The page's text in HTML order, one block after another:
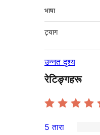
भाषा
ट्याग
उन्नत दृश्य
रेटिङ्गहरू
5 तारा